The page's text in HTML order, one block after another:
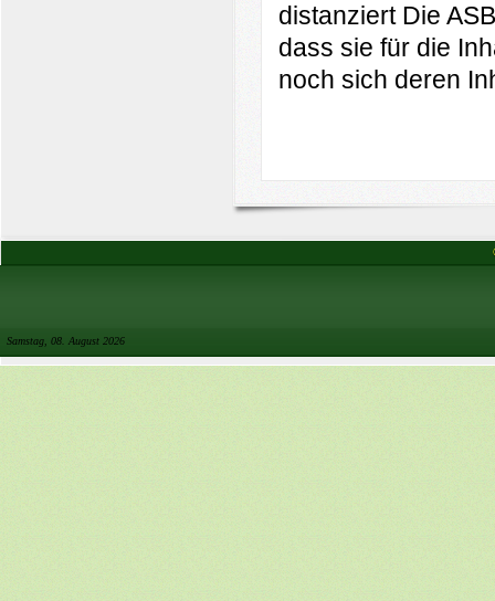
distanziert Die
dass sie für die
noch sich deren
Samstag, 08. August 2026